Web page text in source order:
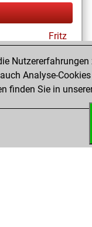
Fritz
Studies
Analyse-
finden Sie in